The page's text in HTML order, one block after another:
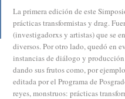
La primera edición de este
prácticas transformistas y drag.
(investigadorxs y artistas) que se
diversos. Por otro lado, quedó en
instancias de diálogo y
dando sus frutos como, por
editada por el Programa de
reyes, monstruos: prácticas